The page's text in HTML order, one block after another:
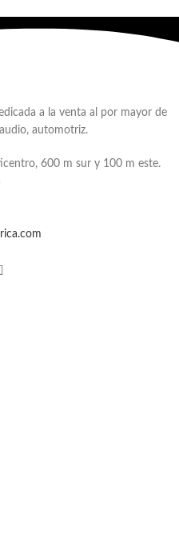
a la venta al por mayor de
automotriz.
600 m sur y 100 m este.